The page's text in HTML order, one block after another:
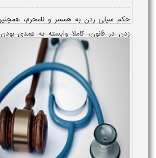
حکم سیلی زدن به همسر و نامحرم،
زدن در قانون، کاملا وابسته به عمدی
زدن و ایجاد یا عدم ایجاد آسیب است؛ با